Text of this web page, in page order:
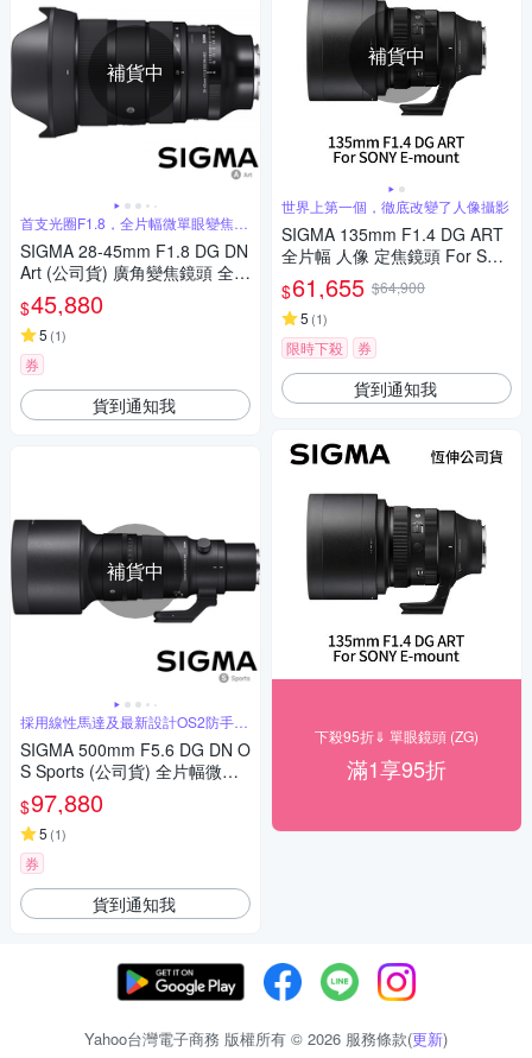
補貨中
首支光圈F1.8，全片幅微單眼變焦鏡
頭
SIGMA 28-45mm F1.8 DG DN
Art (公司貨) 廣角變焦鏡頭 全片
幅無反微單眼鏡頭 旅遊鏡
$45,880
5 (1)
券
貨到通知我
補貨中
採用線性馬達及最新設計OS2防手震
系統
SIGMA 500mm F5.6 DG DN O
S Sports (公司貨) 全片幅微單
眼鏡頭 超望遠定焦鏡頭 運動 飛
羽攝影 拍鳥
$97,880
5 (1)
券
貨到通知我
補貨中
世界上第一個，徹底改變了人像攝影
SIGMA 135mm F1.4 DG ART
全片幅 人像 定焦鏡頭 For SON
Y E-mount (公司貨)
$61,655 $64,900
5 (1)
限時下殺 券
貨到通知我
下殺95折⇓ 單眼鏡頭 (ZG)
滿1享95折
Yahoo台灣電子商務 版權所有 © 2026 服務條款(更新)